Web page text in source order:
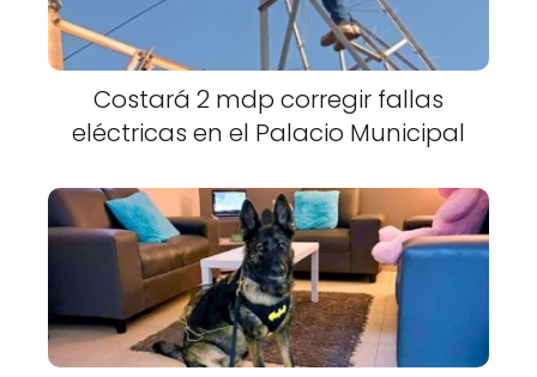
Costará 2 mdp corregir fallas
eléctricas en el Palacio Municipal